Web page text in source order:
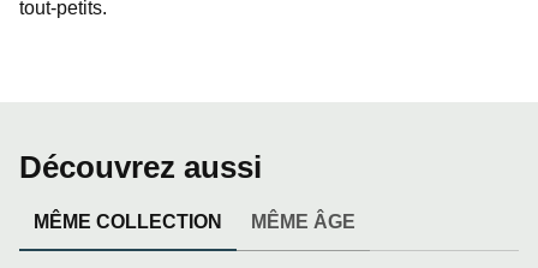
tout-petits.
Découvrez aussi
MÊME COLLECTION MÊME ÂGE